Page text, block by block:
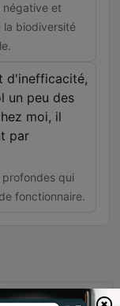
négative et
la biodiversité
d'inefficacité,
un peu des
moi, il
par
profondes qui
fonctionnaire.
nature